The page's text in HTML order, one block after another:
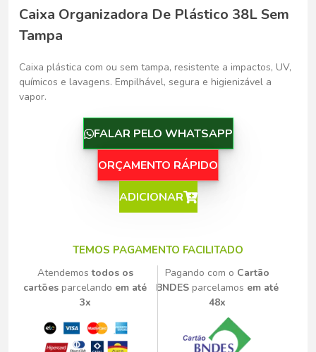
Caixa Organizadora De Plástico 38L Sem
Tampa
Caixa plástica com ou sem tampa, resistente a impactos, UV,
químicos e lavagens. Empilhável, segura e higienizável a
vapor.
FALAR PELO WHATSAPP
ORÇAMENTO RÁPIDO
ADICIONAR
TEMOS PAGAMENTO FACILITADO
Atendemostodos os
cartões parcelando em até
3x
Pagando com o Cartão
BNDESparcelamos em até
48x